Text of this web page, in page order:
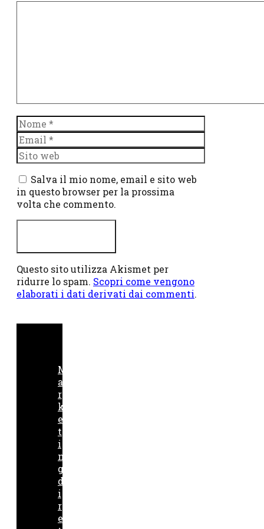
Nome
Email
Sito
web
Salva il mio nome, email e sito web
in questo browser per la prossima
volta che commento.
Questo sito utilizza Akismet per
ridurre lo spam. Scopri come vengono
elaborati i dati derivati dai commenti.
M
a
r
k
e
t
i
n
g
d
i
r
e